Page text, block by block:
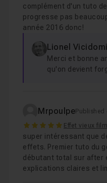
complément d'un tuto
progresse pas
année 2016 donc!
Lionel
Merci et bonne
qu'on devient
Mrpoulpe
5 Effet vieux film
super intéressant que
effets. Premier tuto du
débutant total sur after
explications claires et